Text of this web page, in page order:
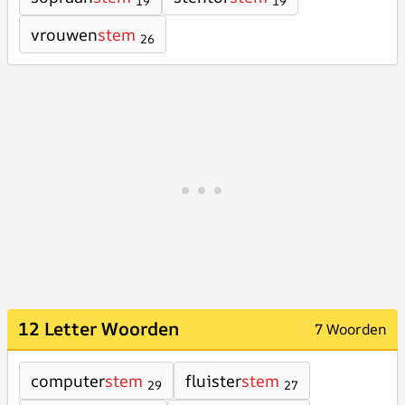
vrouwenstem 26
12 Letter Woorden 7 Woorden
computerstem 29 fluisterstem 27